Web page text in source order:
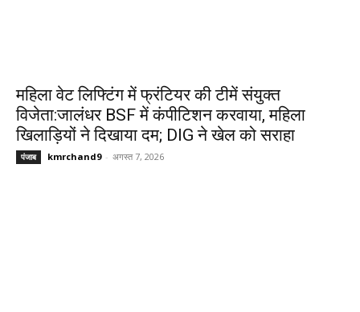
महिला वेट लिफ्टिंग में फ्रंटियर की टीमें संयुक्त
विजेता:जालंधर BSF में कंपीटिशन करवाया, महिला
खिलाड़ियों ने दिखाया दम; DIG ने खेल को सराहा
पंजाब kmrchand9 - अगस्त 7, 2026